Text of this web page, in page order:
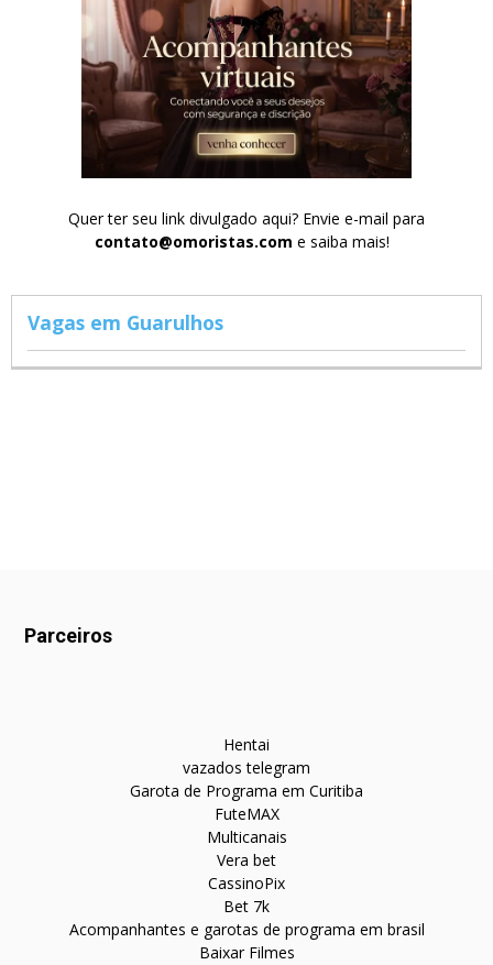
Quer ter seu link divulgado aqui? Envie e-mail para
contato@omoristas.com e saiba mais!
Vagas em Guarulhos
Parceiros
Hentai
vazados telegram
Garota de Programa em Curitiba
FuteMAX
Multicanais
Vera bet
CassinoPix
Bet 7k
Acompanhantes e garotas de programa em brasil
Baixar Filmes